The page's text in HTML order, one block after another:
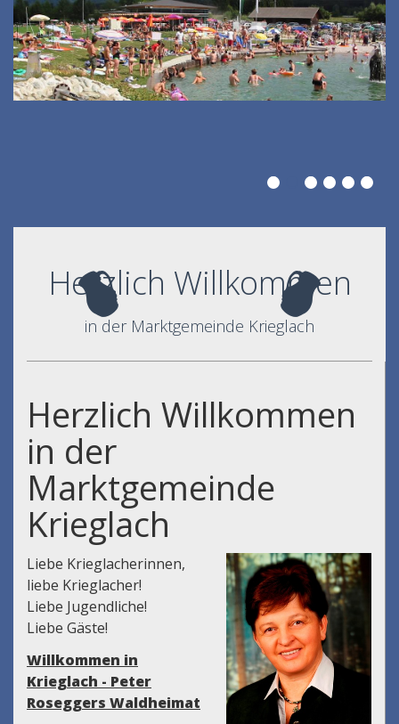
Herzlich Willkommen
in der Marktgemeinde Krieglach
Herzlich Willkommen
in der
Marktgemeinde
Krieglach
Liebe Krieglacherinnen,
liebe Krieglacher!
Liebe Jugendliche!
Liebe Gäste!
Willkommen in
Krieglach - Peter
Roseggers Waldheimat